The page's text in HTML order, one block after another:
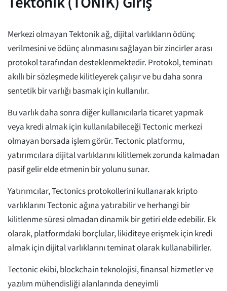
Merkezi olmayan Tektonik ağ, dijital varlıkların ödünç
verilmesini ve ödünç alınmasını sağlayan bir zincirler arası
protokol tarafından desteklenmektedir. Protokol, teminatı
akıllı bir sözleşmede kilitleyerek çalışır ve bu daha sonra
sentetik bir varlığı basmak için kullanılır.
Bu varlık daha sonra diğer kullanıcılarla ticaret yapmak
veya kredi almak için kullanılabileceği Tectonic merkezi
olmayan borsada işlem görür. Tectonic platformu,
yatırımcılara dijital varlıklarını kilitlemek zorunda kalmadan
pasif gelir elde etmenin bir yolunu sunar.
Yatırımcılar, Tectonics protokollerini kullanarak kripto
varlıklarını Tectonic ağına yatırabilir ve herhangi bir
kilitlenme süresi olmadan dinamik bir getiri elde edebilir. Ek
olarak, platformdaki borçlular, likiditeye erişmek için kredi
almak için dijital varlıklarını teminat olarak kullanabilirler.
Tectonic ekibi, blockchain teknolojisi, finansal hizmetler ve
yazılım mühendisliği alanlarında deneyimli